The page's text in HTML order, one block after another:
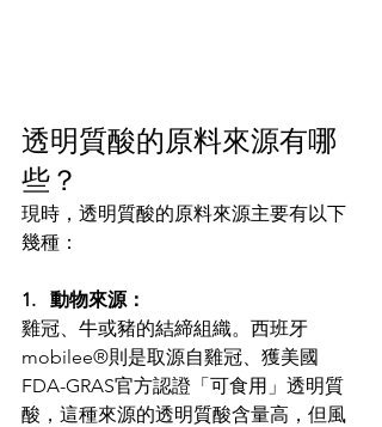
透明質酸的原料來源有哪
些？
現時，透明質酸的原料來源主要有以下
幾種：
1.   動物來源：
雞冠、牛或豬的結締組織。西班牙
mobilee®則是取源自雞冠、獲美國
FDA-GRAS官方認證「可食用」透明質
酸，這種來源的透明質酸含量高，但風